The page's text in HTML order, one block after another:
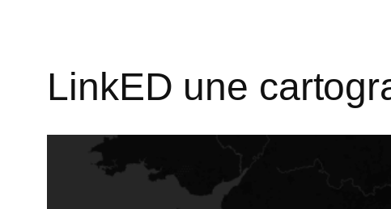
LinkED une